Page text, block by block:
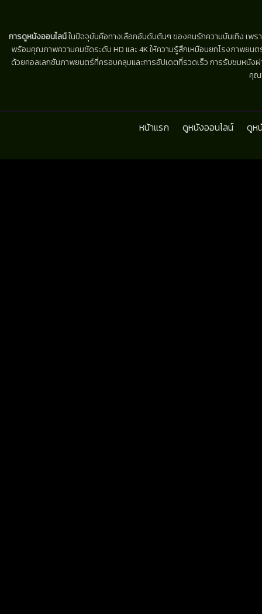
การดูหนังออนไลน์ในปัจจุบันคือทางเลือกอันดับต้นๆ ของคนรักความบันเทิง เพร
พร้อมคุณภาพความคมชัดระดับ HD และ 4K ให้ความรู้สึกเหมือนยกโรงภาพยน
ด้วยคอลเลกชันภาพยนตร์ที่ครอบคลุมและการอัปเดตที่รวดเร็ว การรับชมหนัง
คุณ
หน้าแรก ดูหนังออนไลน์ ดูห